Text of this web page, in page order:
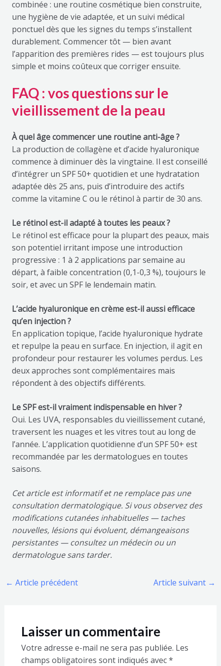
combinée : une routine cosmétique bien construite,
une hygiène de vie adaptée, et un suivi médical
ponctuel dès que les signes du temps s’installent
durablement. Commencer tôt — bien avant
l’apparition des premières rides — est toujours plus
simple et moins coûteux que corriger ensuite.
FAQ : vos questions sur le
vieillissement de la peau
À quel âge commencer une routine anti-âge ?
La production de collagène et d’acide hyaluronique
commence à diminuer dès la vingtaine. Il est conseillé
d’intégrer un SPF 50+ quotidien et une hydratation
adaptée dès 25 ans, puis d’introduire des actifs
comme la vitamine C ou le rétinol à partir de 30 ans.
Le rétinol est-il adapté à toutes les peaux ?
Le rétinol est efficace pour la plupart des peaux, mais
son potentiel irritant impose une introduction
progressive : 1 à 2 applications par semaine au
départ, à faible concentration (0,1-0,3 %), toujours le
soir, et avec un SPF le lendemain matin.
L’acide hyaluronique en crème est-il aussi efficace
qu’en injection ?
En application topique, l’acide hyaluronique hydrate
et repulpe la peau en surface. En injection, il agit en
profondeur pour restaurer les volumes perdus. Les
deux approches sont complémentaires mais
répondent à des objectifs différents.
Le SPF est-il vraiment indispensable en hiver ?
Oui. Les UVA, responsables du vieillissement cutané,
traversent les nuages et les vitres tout au long de
l’année. L’application quotidienne d’un SPF 50+ est
recommandée par les dermatologues en toutes
saisons.
Cet article est informatif et ne remplace pas une
consultation dermatologique. Si vous observez des
modifications cutanées inhabituelles — taches
nouvelles, lésions qui évoluent, démangeaisons
persistantes — consultez un médecin ou un
dermatologue sans tarder.
← Article précédent Article suivant →
Laisser un commentaire
Votre adresse e-mail ne sera pas publiée. Les
champs obligatoires sont indiqués avec*